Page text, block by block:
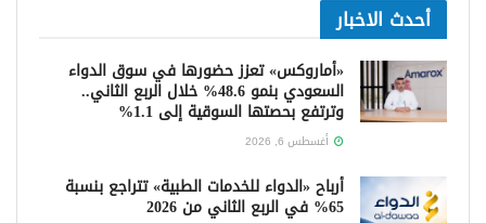
أحدث الاخبار
«أماروكس» تعزز حضورها في سوق الدواء
السعودي بنمو 48.6% خلال الربع الثاني..
وترتفع بحصتها السوقية إلى 1.1%
أغسطس 6, 2026
أرباح «الدواء للخدمات الطبية» تتراجع بنسبة
65% في الربع الثاني من 2026